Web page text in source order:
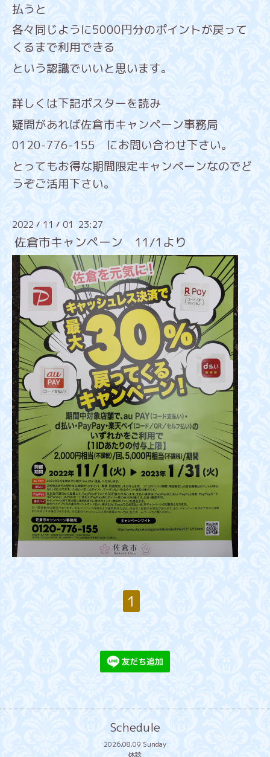
払うと
各々同じように5000円分のポイントが戻って
くるまで利用できる
という認識でいいと思います。
詳しくは下記ポスターを読み
疑問があれば佐倉市キャンペーン事務局
0120-776-155 にお問い合わせ下さい。
とってもお得な期間限定キャンペーンなのでど
うぞご活用下さい。
2022 / 11 / 01 23:27
佐倉市キャンペーン 11/1より
1
Schedule
2026.08.09 Sunday